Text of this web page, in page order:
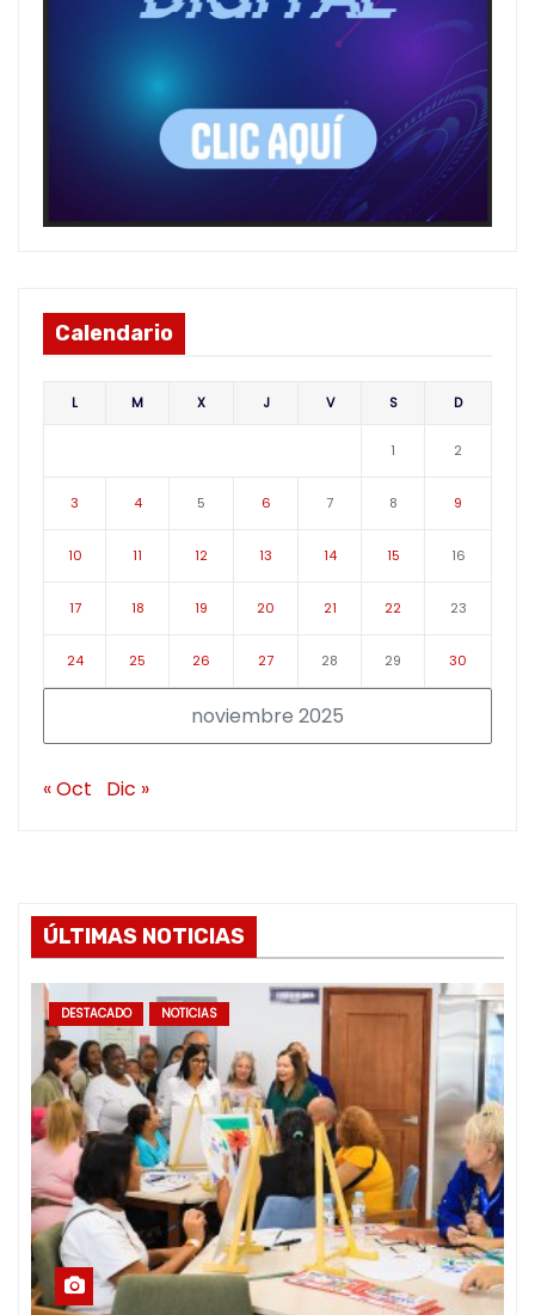
Calendario
noviembre 2025
L M X J V S D
1 2
3 4 5 6 7 8 9
10 11 12 13 14 15 16
17 18 19 20 21 22 23
24 25 26 27 28 29 30
« Oct Dic »
ÚLTIMAS NOTICIAS
DESTACADO NOTICIAS